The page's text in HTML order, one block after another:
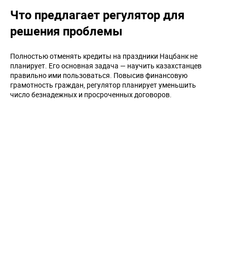
Что предлагает регулятор для
решения проблемы
Полностью отменять кредиты на праздники Нацбанк не
планирует. Его основная задача — научить казахстанцев
правильно ими пользоваться. Повысив финансовую
грамотность граждан, регулятор планирует уменьшить
число безнадежных и просроченных договоров.